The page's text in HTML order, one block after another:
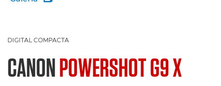
DIGITAL COMPACTA
CANONPOWERSHOT G9 X